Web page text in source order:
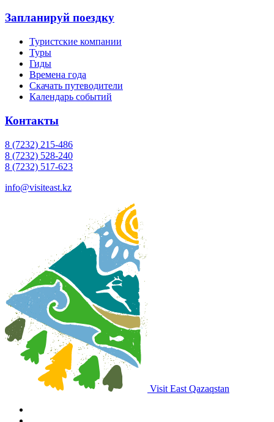
Запланируй поездку
Туристские компании
Туры
Гиды
Времена года
Скачать путеводители
Календарь событий
Контакты
8 (7232) 215-486
8 (7232) 528-240
8 (7232) 517-623
info@visiteast.kz
Visit East Qazaqstan